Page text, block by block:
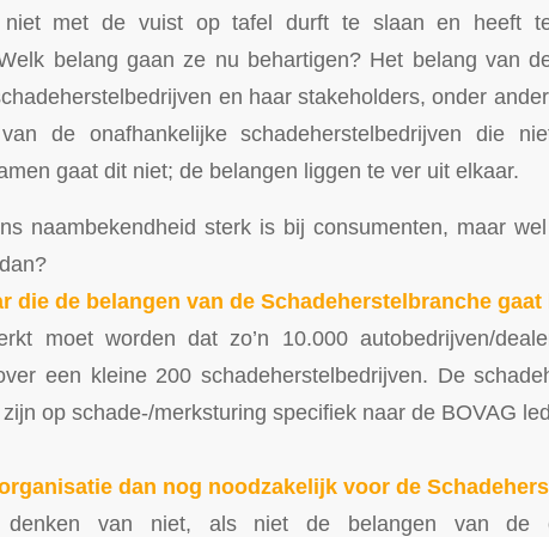
niet met de vuist op tafel durft te slaan en heeft
belang gaan ze nu behartigen? Het belang van
en haar stakeholders, onder
de onafhankelijke schadeherstelbedrijven die
gaat dit niet; de belangen liggen te ver uit elkaar.
naambekendheid sterk is bij consumenten, maar
die de belangen van de Schadeherstelbranche
moet worden dat zo’n 10.000 autobedrijven/
een kleine 200 schadeherstelbedrijven. De
op schade-/merksturing specifiek naar de BOVAG
dan nog noodzakelijk voor de
van niet, als niet de belangen van de